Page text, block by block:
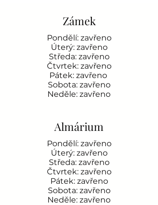
Zámek
Pondělí: zavřeno
Úterý: zavřeno
Středa: zavřeno
Čtvrtek: zavřeno
Pátek: zavřeno
Sobota: zavřeno
Neděle: zavřeno
Almárium
Pondělí: zavřeno
Úterý: zavřeno
Středa: zavřeno
Čtvrtek: zavřeno
Pátek: zavřeno
Sobota: zavřeno
Neděle: zavřeno